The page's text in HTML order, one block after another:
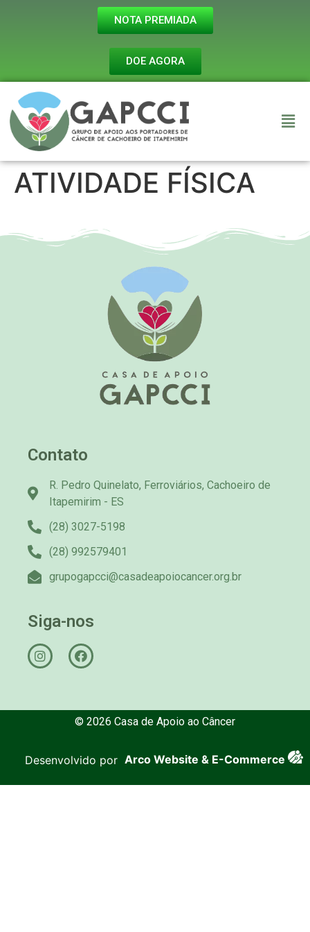
NOTA PREMIADA
DOE AGORA
ATIVIDADE FÍSICA
Contato
R. Pedro Quinelato, Ferroviários, Cachoeiro de
Itapemirim - ES
(28) 3027-5198
(28) 992579401
grupogapcci@casadeapoiocancer.org.br
Siga-nos
© 2026 Casa de Apoio ao Câncer
Desenvolvido por Arco Website & E-Commerce